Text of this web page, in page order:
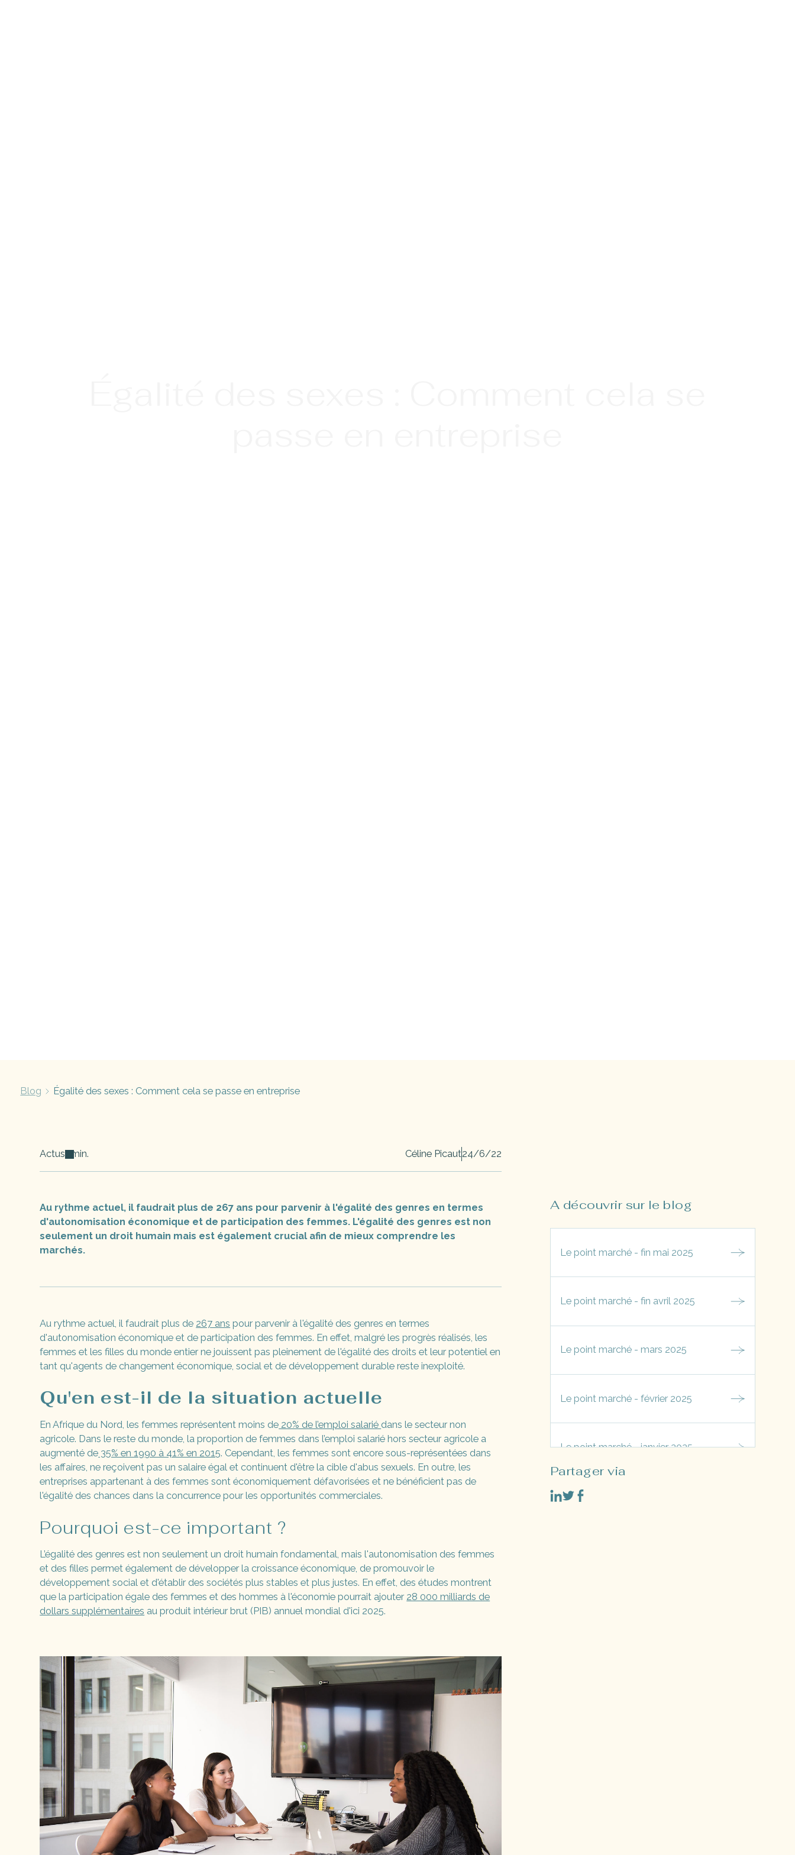
Blog Égalité des sexes : Comment cela se passe en entreprise
Actus min. Céline Picaut24/6/22
Au rythme actuel, il faudrait plus de 267 ans pour parvenir à l'égalité des genres en termes
d'autonomisation économique et de participation des femmes. L'égalité des genres est non
seulement un droit humain mais est également crucial afin de mieux comprendre les
marchés.
Au rythme actuel, il faudrait plus de 267 ans pour parvenir à l'égalité des genres en termes
d'autonomisation économique et de participation des femmes. En effet, malgré les progrès réalisés, les
femmes et les filles du monde entier ne jouissent pas pleinement de l'égalité des droits et leur potentiel en
tant qu'agents de changement économique, social et de développement durable reste inexploité.
Qu'en est-il de la situation actuelle
En Afrique du Nord, les femmes représentent moins de 20% de l’emploi salariédans le secteur non
agricole. Dans le reste du monde, la proportion de femmes dans l’emploi salarié hors secteur agricole a
augmenté de 35% en 1990 à 41% en 2015. Cependant, les femmes sont encore sous-représentées dans
les affaires, ne reçoivent pas un salaire égal et continuent d'être la cible d'abus sexuels. En outre, les
entreprises appartenant à des femmes sont économiquement défavorisées et ne bénéficient pas de
l'égalité des chances dans la concurrence pour les opportunités commerciales.
Pourquoi est-ce important ?
L’égalité des genres est non seulement un droit humain fondamental, mais l'autonomisation des femmes
et des filles permet également de développer la croissance économique, de promouvoir le
développement social et d'établir des sociétés plus stables et plus justes. En effet, des études montrent
que la participation égale des femmes et des hommes à l'économie pourrait ajouter 28 000 milliards de
dollars supplémentaires au produit intérieur brut (PIB) annuel mondial d'ici 2025.
A découvrir sur le blog
Le point marché - fin mai 2025
Le point marché - fin avril 2025
Le point marché - mars 2025
Le point marché - février 2025
Le point marché - janvier 2025
Le point marché - décembre 2024
Partager via